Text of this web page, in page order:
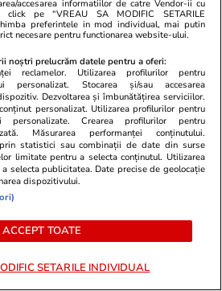
a murit. Scriitorul și
din viață la vârsta de 86
14:25
fictivi destructurată de
de români ar fi „beneficiari”,
de lei la Casele de
ar fi fost introduse la ANAF
de bilet s-a expediat într-o
accesarea informatiilor de catre Vendor-ii cu
click pe “VREAU SA MODIFIC SETARILE
preferintele in mod individual, mai putin
necesare pentru functionarea website-ului.
noștri prelucrăm datele pentru a oferi:
reclamelor. Utilizarea profilurilor pentru
personalizat. Stocarea și/sau accesarea
Dezvoltarea și îmbunătățirea serviciilor.
personalizat. Utilizarea profilurilor pentru
personalizate. Crearea profilurilor pentru
Măsurarea performanței conținutului.
statistici sau combinații de date din surse
limitate pentru a selecta conținutul. Utilizarea
selecta publicitatea. Date precise de geolocație
dispozitivului.
ACCEPT TOATE
SETARILE INDIVIDUAL